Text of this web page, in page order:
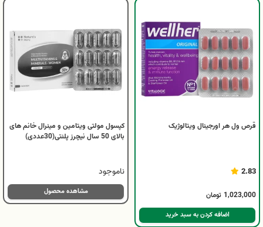
قرص ول هر اورجینال ویتالوژیک
2.83
1,023,000 تومان
اضافه کردن به سبد خرید
کپسول مولتی ویتامین و مینرال خانم های
بالای 50 سال نیچرز پلنتی(30عددی)
ناموجود
مشاهده محصول